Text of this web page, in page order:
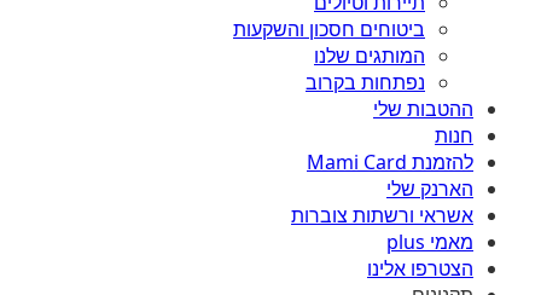
ביטוחים חסכון והשקעות
המותגים שלנו
נפתחות בקרוב
ההטבות שלי
חנות
להזמנת Mami Card
הארנק שלי
אשראי ורשתות צוברות
מאמי plus
הצטרפו אלינו